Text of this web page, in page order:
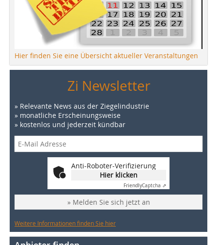
Hier finden Sie eine Übersicht aktueller Veranstaltungen
Zi Newsletter
» Relevante News aus der Ziegelindustrie
» monatliche Erscheinungsweise
» kostenlos und jederzeit kündbar
Anti-Roboter-Verifizierung
Hier klicken
FriendlyCaptcha ⇗
» Melden Sie sich jetzt an
Weitere Informationen finden Sie hier